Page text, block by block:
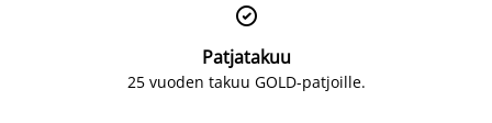

Patjatakuu
25 vuoden takuu GOLD-patjoille.